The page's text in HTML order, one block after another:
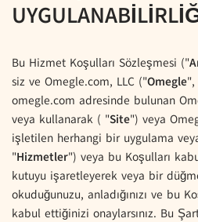
Bu Hizmet Koşulları Sözleşmesi ("
siz ve Omegle.com, LLC ("Omegle
omegle.com adresinde bulunan
veya kullanarak ( "Site") veya
işletilen herhangi bir uygulama
"Hizmetler") veya bu Koşulları
kutuyu işaretleyerek veya bir
okuduğunuzu, anladığınızı ve bu
kabul ettiğinizi onaylarsınız. Bu